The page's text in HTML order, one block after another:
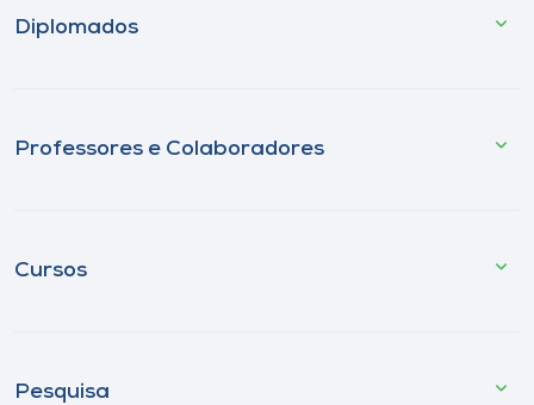
Diplomados
Professores e Colaboradores
Cursos
Pesquisa